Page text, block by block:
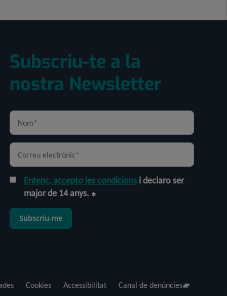
Subscriu-te a la
nostra Newsletter
Entenc, accepto les condicions i declaro ser
major de 14 anys.
Subscriu-me
Cookies Accessibilitat Canal de denúncies